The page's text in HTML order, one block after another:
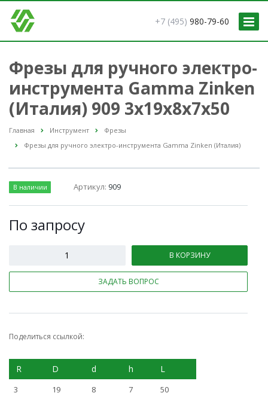
+7 (495) 980-79-60
Фрезы для ручного электро-
инструмента Gamma Zinken
(Италия) 909 3x19x8x7x50
Главная Инструмент
Фрезы
Фрезы для ручного электро-инструмента Gamma Zinken (Италия)
В наличии Артикул: 909
По запросу
В КОРЗИНУ
ЗАДАТЬ ВОПРОС
Поделиться ссылкой:
R D d h L
3 19 8 7 50